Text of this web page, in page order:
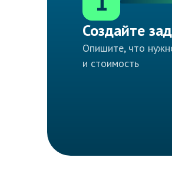
Создайте
Опишите, что
и стоимость